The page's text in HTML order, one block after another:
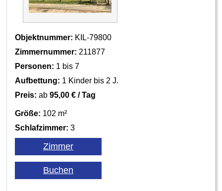
Objektnummer: KIL-79800
Zimmernummer: 211877
Personen: 1 bis 7
Aufbettung: 1 Kinder bis 2 J.
Preis: ab95,00 € / Tag
Größe: 102 m²
Schlafzimmer: 3